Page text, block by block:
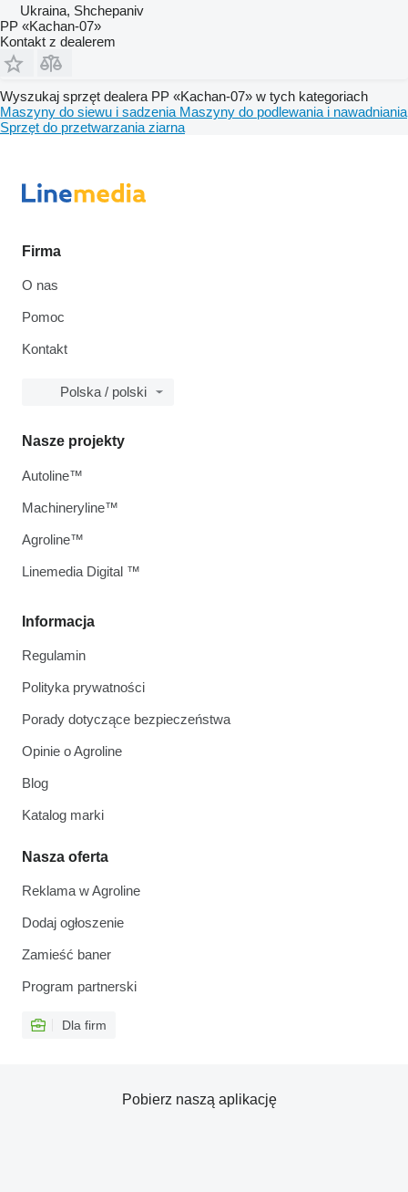
Ukraina, Shchepaniv
PP «Kachan-07»
Kontakt z dealerem
Wyszukaj sprzęt dealera PP «Kachan-07» w tych kategoriach
Maszyny do siewu i sadzenia Maszyny do podlewania i nawadniania
Sprzęt do przetwarzania ziarna
Firma
O nas
Pomoc
Kontakt
Polska / polski
Informacja
Regulamin
Polityka prywatności
Porady dotyczące bezpieczeństwa
Opinie o Agroline
Blog
Katalog marki
Nasza oferta
Reklama w Agroline
Dodaj ogłoszenie
Zamieść baner
Program partnerski
Dla firm
Nasze projekty
Autoline™
Machineryline™
Agroline™
Linemedia Digital ™
Pobierz naszą aplikację